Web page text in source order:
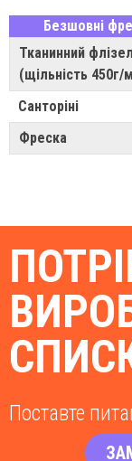
Безшовні
Тканинний
(щільність 450г/
Санторіні
Фреска
Поставте